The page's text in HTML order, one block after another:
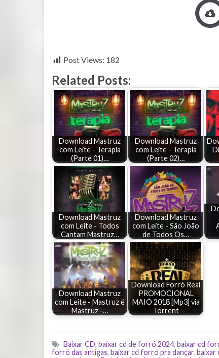
Post Views: 182
Related Posts:
Download Mastruz
com Leite - Terapia
(Parte 01)…
Download Mastruz
com Leite - Terapia
(Parte 02)…
Download Mastruz
com Leite - Todos
Cantam Mastruz…
Download Mastruz
com Leite - São João
de Todos Os…
Download Mastruz
com Leite - Mastruz é
Mastruz -…
Download Forró Real
PROMOCIONAL
MAIO 2018 [Mp3] via
Torrent
Baixar CD, baixar cd de forró 2024, baixar cd
forró das antigas, baixar cd forró pra dançar, baixar